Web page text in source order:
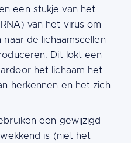
een stukje van het
van het virus om
de lichaamscellen
Dit lokt een
het lichaam het
herkennen en het zich
een gewijzigd
is (niet het